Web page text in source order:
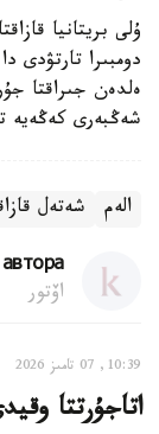
ۇلى بريتانيا
دومبىرا تارتۋدى
ەلدەن جىراقتا
شەڭبەرى كەڭەيە
الەم شەتەل
اۆتور
10:39, 07 تامىز 2026
اتاجۇرتتا